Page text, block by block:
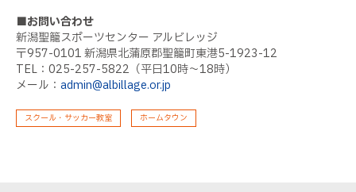
■お問い合わせ
新潟聖籠スポーツセンター アルビレッジ
〒957-0101 新潟県北蒲原郡聖籠町東港5-1923-12
TEL：025-257-5822（平日10時～18時）
メール： admin@albillage.or.jp
スクール・サッカー教室 ホームタウン